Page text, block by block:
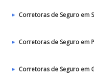
Corretoras de Seguro em
Corretoras de Seguro em
Corretoras de Seguro em